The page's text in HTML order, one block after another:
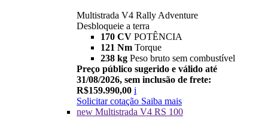
Multistrada V4 Rally Adventure
Desbloqueie a terra
170 CV POTÊNCIA
121 Nm Torque
238 kg Peso bruto sem combustível
Preço público sugerido e válido até
31/08/2026, sem inclusão de frete:
R$159.990,00 i
Solicitar cotação Saiba mais
new Multistrada V4 RS 100